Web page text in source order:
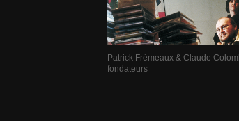
Patrick Frémeaux & Claude
fondateurs